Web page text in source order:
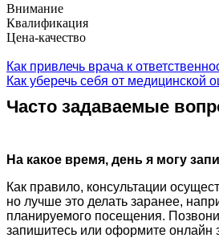
Внимание
Квалификация
Цена-качество
Как привлечь врача к
Как уберечь себя от медицинской
Часто задаваемые
На какое время, день я могу
Как правило, консультации
но лучше это делать заранее,
планируемого посещения.
запишитесь или оформите онлайн